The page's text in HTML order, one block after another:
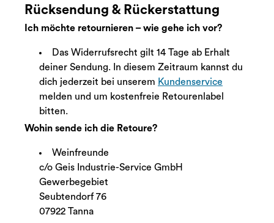
Rücksendung & Rückerstattung
Ich möchte retournieren – wie gehe ich vor?
Das Widerrufsrecht gilt 14 Tage ab Erhalt
deiner Sendung. In diesem Zeitraum kannst du
dich jederzeit bei unserem Kundenservice
melden und um kostenfreie Retourenlabel
bitten.
Wohin sende ich die Retoure?
Weinfreunde
c/o Geis Industrie-Service GmbH
Gewerbegebiet
Seubtendorf 76
07922 Tanna